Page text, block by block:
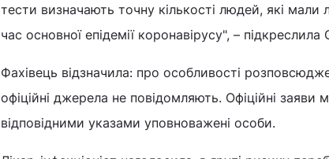
тести визначають точну кількості людей, які мали
час основної епідемії коронавірусу", –
Фахівець відзначила: про особливості
офіційні джерела не повідомляють. Офіційні
відповідними указами уповноважені особи.